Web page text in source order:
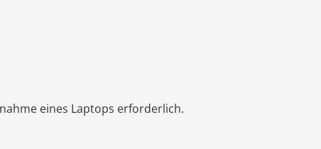
eines Laptops erforderlich.